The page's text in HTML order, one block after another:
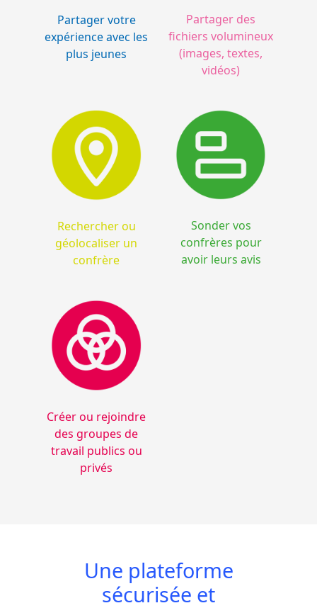
Partager votre
expérience avec les
plus jeunes
Partager des
fichiers volumineux
(images, textes,
vidéos)
Rechercher ou
géolocaliser un
confrère
Sonder vos
confrères pour
avoir leurs avis
Créer ou rejoindre
des groupes de
travail publics ou
privés
Une plateforme
sécurisée et